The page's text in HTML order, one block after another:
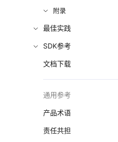
附录
最佳实践
SDK参考
文档下载
通用参考
产品术语
责任共担